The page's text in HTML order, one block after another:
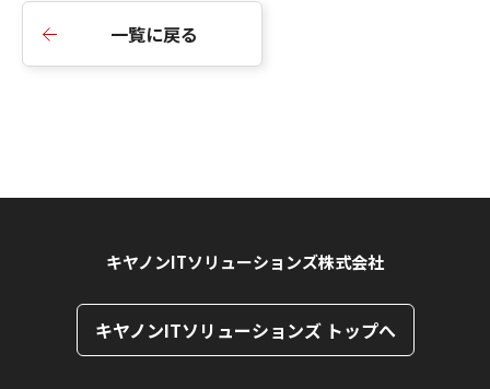
一覧に戻る
キヤノンITソリューションズ株式会社
キヤノンITソリューションズ トップへ